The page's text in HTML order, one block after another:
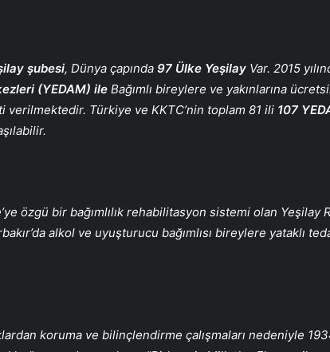
şubesi, Dünya çapında 97 Ülke Yeşilay Var. 2015
(YEDAM) ile Bağımlı bireylere ve yakınlarına
Türkiye ve KKTC’nin toplam 81 ili 107
özgü bir bağımlılık rehabilitasyon sistemi olan Yeşilay
alkol ve uyuşturucu bağımlısı bireylere yataklı
koruma ve bilinçlendirme çalışmaları nedeniyle